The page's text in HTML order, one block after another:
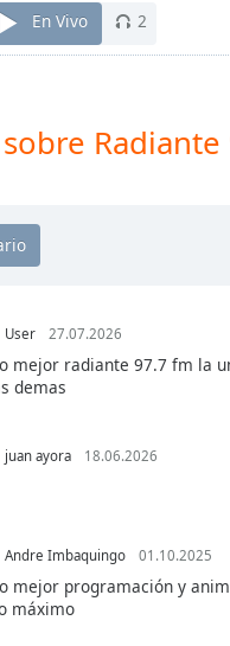
En Vivo 2
Radiante
User 27.07.2026
mejor radiante 97.7 fm la
demas
juan ayora 18.06.2026
Andre Imbaquingo 01.10.2025
mejor programación y
máximo